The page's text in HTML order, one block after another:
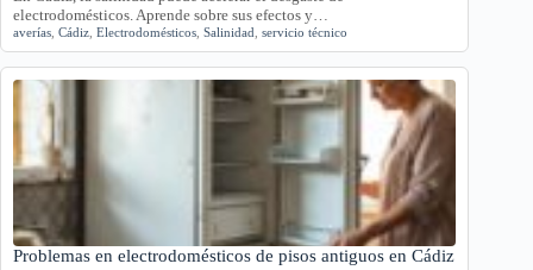
electrodomésticos. Aprende sobre sus efectos y…
averías Cádiz Electrodomésticos Salinidad servicio técnico
Problemas en electrodomésticos de pisos antiguos en Cádiz